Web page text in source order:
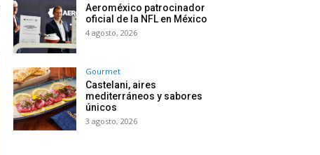
Aeroméxico patrocinador
oficial de la NFL en México
4 agosto, 2026
Gourmet
Castelani, aires
mediterráneos y sabores
únicos
3 agosto, 2026